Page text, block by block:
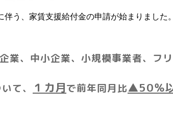
う、家賃支援給付金の申請が始まりました。
業、中小企業、小規模事業者、フ
て、 １カ月で前年同月比▲50％